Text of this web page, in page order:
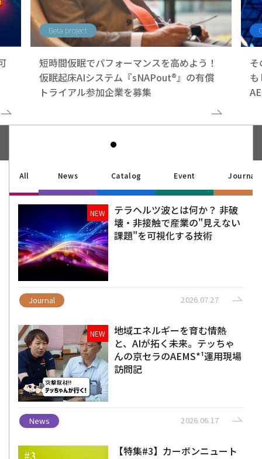
Beta project
短時間仮眠でパフォーマンスを高めよう！
仮眠起床AIシステム『sNAPout®』の有償
トライアル参加企業を募集
All News Catalog Event Journal
NEW
テラヘルツ波とは何か？ 非破
壊・非接触で産業の"見えない
課題"を可視化する技術
Journal 2026.07.27
NEW
地域エネルギーを育む情熱
と、AIが拓く未来。テッちゃ
んの京セラのAEMS*¹運用現場
訪問記
News 2026.06.17
【特集#3】カーボンニュート